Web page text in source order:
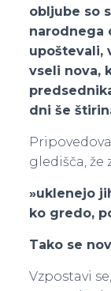
obljube so
narodnega
upoštevali,
vseli nova,
dni še
gledišča, že
»uklenejo
ko gredo,
Tako se
Vzpostavi